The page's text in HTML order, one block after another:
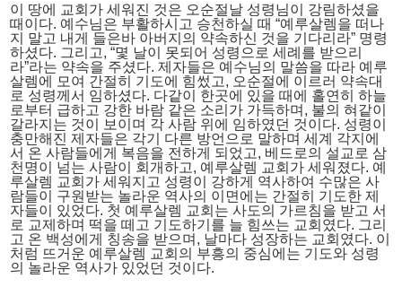
이 땅에 교회가 세워진 것은 오순절날 성령님이 강림하셨을
때이다. 예수님은 부활하시고 승천하실 때 “예루살렘을 떠나
지 말고 내게 들은바 아버지의 약속하신 것을 기다리라” 명령
하셨다. 그리고, “몇 날이 못되어 성령으로 세례를 받으리
라”라는 약속을 주셨다. 제자들은 예수님의 말씀을 따라 예루
살렘에 모여 간절히 기도에 힘썼고, 오순절에 이르러 약속대
로 성령께서 임하셨다. 다같이 한곳에 있을 때에 홀연히 하늘
로부터 급하고 강한 바람 같은 소리가 가득하며, 불의 혀같이
갈라지는 것이 보이며 각 사람 위에 임하였던 것이다. 성령이
충만해진 제자들은 각기 다른 방언으로 말하며 세계 각지에
서 온 사람들에게 복음을 전하게 되었고, 베드로의 설교로 삼
천명이 넘는 사람이 회개하고, 예루살렘 교회가 세워졌다. 예
루살렘 교회가 세워지고 성령이 강하게 역사하여 수많은 사
람들이 구원받는 놀라운 역사의 이면에는 간절히 기도한 제
자들이 있었다. 첫 예루살렘 교회는 사도의 가르침을 받고 서
로 교제하며 떡을 떼고 기도하기를 늘 힘쓰는 교회였다. 그리
고 온 백성에게 칭송을 받으며, 날마다 성장하는 교회였다. 이
처럼 뜨거운 예루살렘 교회의 부흥의 중심에는 기도와 성령
의 놀라운 역사가 있었던 것이다.